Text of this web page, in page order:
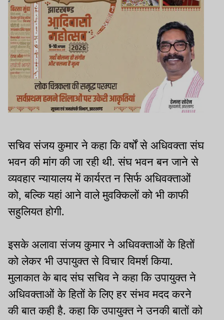
सचिव संजय कुमार ने कहा कि वर्षों से अधिवक्‍ता संघ
भवन की मांग की जा रही थी. संघ भवन बन जाने से
व्‍यवहार न्‍यायालय में कार्यरत न‍ सिर्फ अधिवक्‍ताओं
को, बल्कि यहां आने वाले मुवक्किलों को भी काफी
सहुलियत होगी.
इसके अलावा संजय कुमार ने अधिवक्‍ताओं के हितों
को लेकर भी उपायुक्‍त से विचार विमर्श किया.
मुलाकात के बाद संघ सचिव ने कहा कि उपायुक्‍त ने
अधिवक्‍ताओं के हितों के लिए हर संभव मदद करने
की बात कही है. कहा कि उपायुक्‍त ने उनकी बातों को